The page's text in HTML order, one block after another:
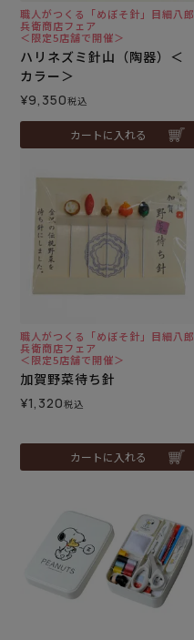
職人がつくる「めぼそ針」目細八郎
兵衛商店フェア
＜限定5店舗で開催＞
ハリネズミ針山（陶器）＜
カラー＞
¥9,350税込
カートに入れる
職人がつくる「めぼそ針」目細八郎
兵衛商店フェア
＜限定5店舗で開催＞
加賀野菜待ち針
¥1,320税込
カートに入れる